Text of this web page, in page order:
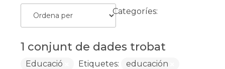
1 conjunt de dades trobat
Categoríes:
Educació Etiquetes: educación